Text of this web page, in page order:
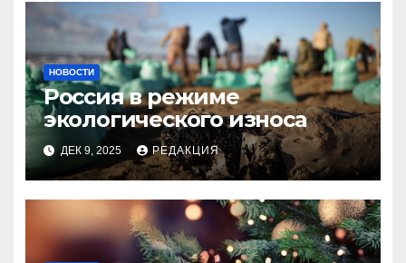
НОВОСТИ
Россия в режиме
экологического износа
ДЕК 9, 2025 РЕДАКЦИЯ